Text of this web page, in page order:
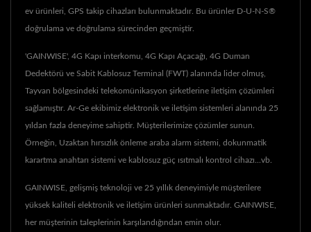
ev ürünleri, GPS takip cihazları bulunmaktadır. Bu ürünler D-U-N-S®
doğrulama ve doğrulama sürecinden geçmiştir.
'GAINWISE', 4G Kapı interkomu, 4G Kapı Açacağı, 4G Duman
Dedektörü ve Sabit Kablosuz Terminal (FWT) alanında lider olmuş,
Tayvan bölgesindeki telekomünikasyon şirketlerine iletişim çözümleri
sağlamıştır. Ar-Ge ekibimiz elektronik ve iletişim sistemleri alanında 25
yıldan fazla deneyime sahiptir. Müşterilerimize çözümler sunun.
Örneğin, Uzaktan hırsızlık önleme araba alarm sistemi, dokunmatik
karartma anahtarı sistemi ve kablosuz güç ısıtmalı kontrol cihazı...vb.
GAINWISE, gelişmiş teknoloji ve 25 yıllık deneyimiyle müşterilere
yüksek kaliteli elektronik ve iletişim ürünleri sunmaktadır. GAINWISE,
her müşterinin taleplerinin karşılandığından emin olur.